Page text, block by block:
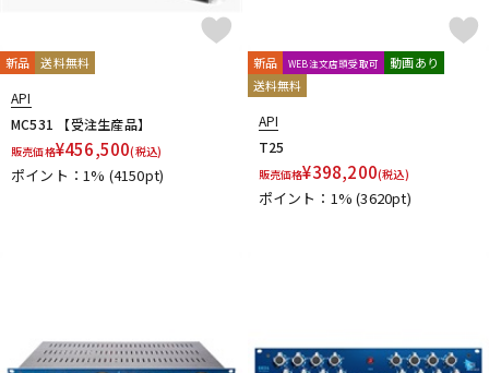
新品 送料無料
API
MC531 【受注生産品】
販売価格¥456,500(税込)
ポイント：1% (4150pt)
新品 WEB注文店頭受取可
動画あり
送料無料
API
T25
販売価格¥398,200(税込)
ポイント：1%(3620pt)